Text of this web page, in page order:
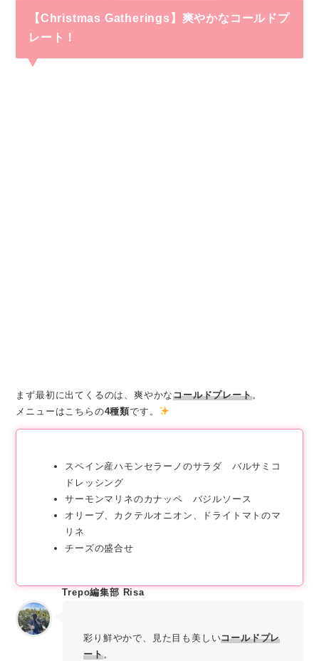
【Christmas Gatherings】爽やかなコールドプ
レート！
まず最初に出てくるのは、爽やかなコールドプレート。
メニューはこちらの4種類です。
スペイン産ハモンセラーノのサラダ バルサミコ
ドレッシング
サーモンマリネのカナッペ バジルソース
オリーブ、カクテルオニオン、ドライトマトのマ
リネ
チーズの盛合せ
Trepo編集部 Risa
彩り鮮やかで、見た目も美しいコールドプレ
ート。